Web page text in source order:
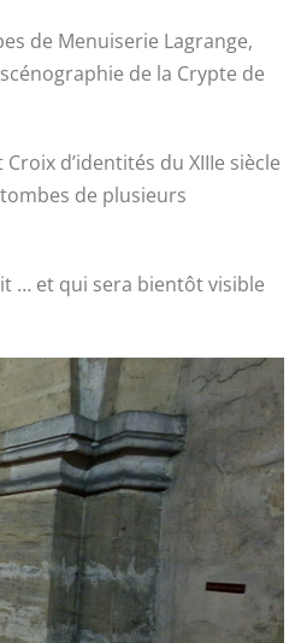
de Menuiserie Lagrange,
de la Crypte de
d’identités du XIIIe siècle
de plusieurs
… et qui sera bientôt visible